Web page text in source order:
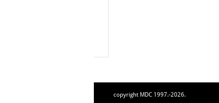
copyright MDC 1997.-2026.